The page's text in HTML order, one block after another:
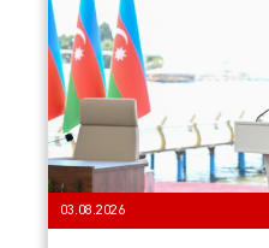
03.08.2026